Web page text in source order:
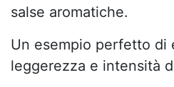
salse aromatiche.
Un esempio perfetto di
leggerezza e intensità